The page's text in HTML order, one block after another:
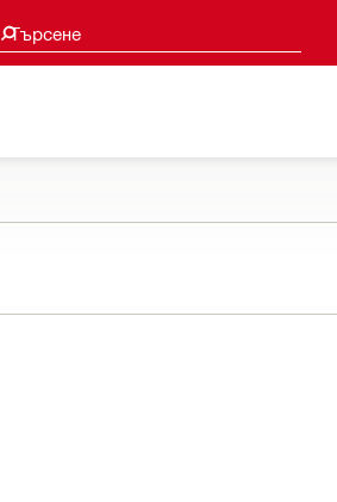
Търсене
Търси предложения